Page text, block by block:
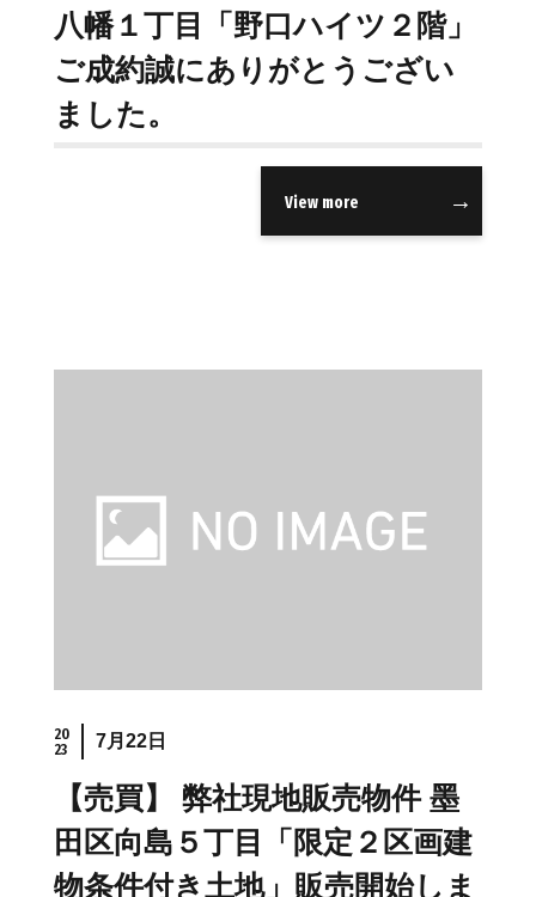
八幡１丁目「野口ハイツ２階」
ご成約誠にありがとうござい
ました。
View more
20
23
7月22日
【売買】 弊社現地販売物件 墨
田区向島５丁目「限定２区画建
物条件付き土地」販売開始しま